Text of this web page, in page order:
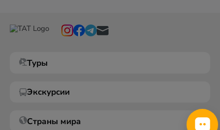
Туры
Экскурсии
Страны мира